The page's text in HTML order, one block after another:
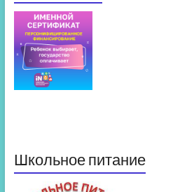
Школьное питание